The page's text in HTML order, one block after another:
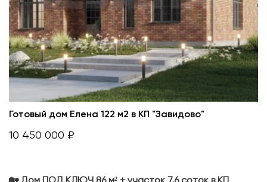
Готовый дом Елена 122 м2 в КП "Завидово"
10 450 000 ₽